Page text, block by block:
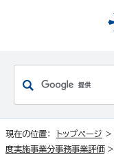
現在の位置： トップページ >
度実施事業分事務事業評価>